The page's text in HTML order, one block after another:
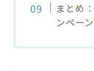
まとめ
ンペー